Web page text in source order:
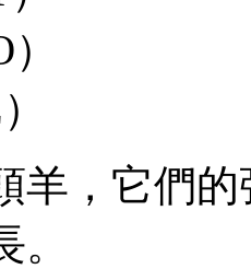
羊，它們